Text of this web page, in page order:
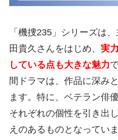
「機捜235」シリーズは
田貴久さんをはじめ、 実
している点も大きな魅力
間ドラマは、作品に深み
ます。特に、ベテラン俳
それぞれの個性を引き出
えのあるものとなっていま